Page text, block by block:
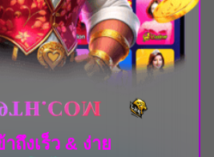
าถึงเร็ว & ง่าย